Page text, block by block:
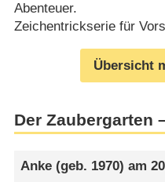
Abenteuer.
Zeichentrickserie für
Übersicht
Der Zaubergarten
Anke (geb. 1970) am